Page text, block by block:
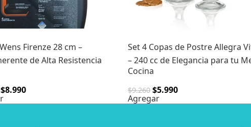
Firenze 28 cm –
de Alta Resistencia
$8.990
Set 4 Copas de Postre Allegra
– 240 cc de Elegancia para tu
Cocina
$9.260 $5.990
Agregar